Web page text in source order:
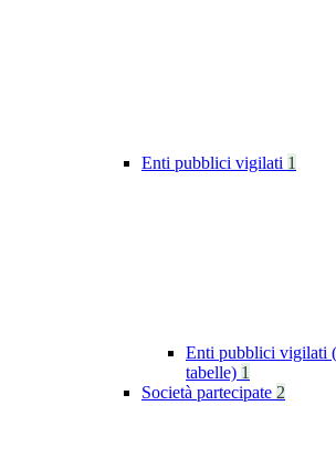
Enti pubblici vigilati 1
Enti pubblici vigilati
tabelle) 1
Società partecipate 2